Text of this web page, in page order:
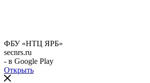
ФБУ «НТЦ ЯРБ»
secnrs.ru
- в Google Play
Открыть